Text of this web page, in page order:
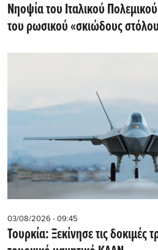
Νηοψία του Ιταλικού
του ρωσικού «σκιώδους
03/08/2026 - 09:45
Τουρκία: Ξεκίνησε τις δοκιμές